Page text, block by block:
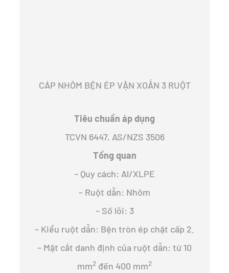
CÁP NHÔM BỆN ÉP VẶN XOẮN 3 RUỘT
Tiêu chuẩn áp dụng
TCVN 6447, AS/NZS 3506
Tổng quan
– Quy cách: Al/XLPE
– Ruột dẫn: Nhôm
– Số lõi: 3
– Kiểu ruột dẫn: Bện tròn ép chặt cấp 2.
– Mặt cắt danh định của ruột dẫn: từ 10
mm2 đến 400 mm2